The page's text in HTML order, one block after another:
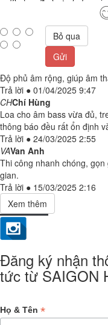
Bỏ qua
Gửi
Độ phủ âm rộng, giúp âm
Trả lời ● 01/04/2025 9:47
CHChí Hùng
Loa cho âm bass vừa đủ,
thông báo đều rất ổn định
Trả lời ● 24/03/2025 2:55
VAVan Anh
Thi công nhanh chóng,
gian.
Trả lời ● 15/03/2025 2:16
Đăng ký nhận
tức từ SAIGON
Họ & Tên *